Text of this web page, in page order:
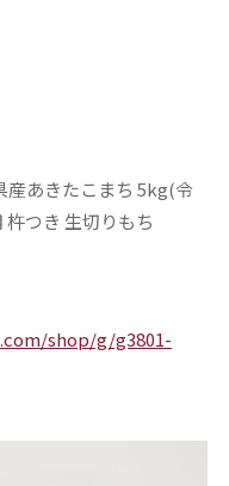
あきたこまち 5kg(令
つき 生切りもち
shop/g/g3801-